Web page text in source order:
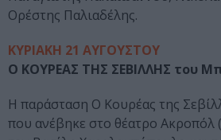
Ορέστης Παλιαδέλης.
ΚΥΡΙΑΚΗ 21 ΑΥΓΟΥΣΤΟΥ
Ο ΚΟΥΡΕΑΣ ΤΗΣ ΣΕΒΙΛΛΗΣ του
Η παράσταση Ο Κουρέας της
που ανέβηκε στο θέατρο Ακροπόλ